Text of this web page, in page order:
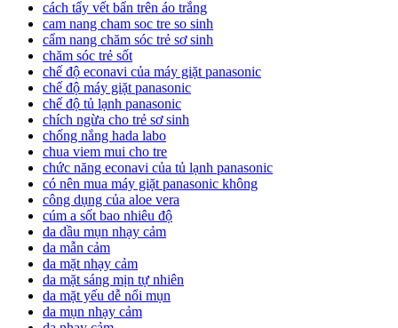
cách tẩy vết bẩn trên áo trắng
cam nang cham soc tre so sinh
cẩm nang chăm sóc trẻ sơ sinh
chăm sóc trẻ sốt
chế độ econavi của máy giặt panasonic
chế độ máy giặt panasonic
chế độ tủ lạnh panasonic
chích ngừa cho trẻ sơ sinh
chống nắng hada labo
chua viem mui cho tre
chức năng econavi của tủ lạnh panasonic
có nên mua máy giặt panasonic không
công dụng của aloe vera
cúm a sốt bao nhiêu độ
da dầu mụn nhạy cảm
da mẫn cảm
da mặt nhạy cảm
da mặt sáng mịn tự nhiên
da mặt yếu dễ nổi mụn
da mụn nhạy cảm